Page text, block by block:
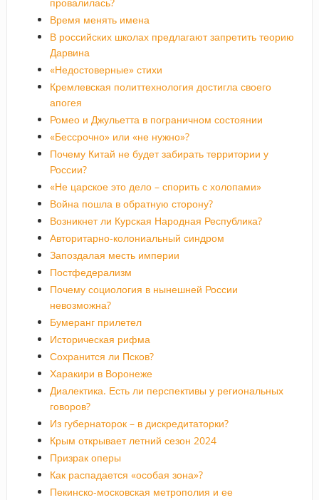
Время менять имена
В российских школах предлагают запретить теорию
Дарвина
«Недостоверные» стихи
Кремлевская политтехнология достигла своего
апогея
Ромео и Джульетта в пограничном состоянии
«Бессрочно» или «не нужно»?
Почему Китай не будет забирать территории у
России?
«Не царское это дело – спорить с холопами»
Война пошла в обратную сторону?
Возникнет ли Курская Народная Республика?
Авторитарно-колониальный синдром
Запоздалая месть империи
Постфедерализм
Почему социология в нынешней России
невозможна?
Бумеранг прилетел
Историческая рифма
Сохранится ли Псков?
Харакири в Воронеже
Диалектика. Есть ли перспективы у региональных
говоров?
Из губернаторок – в дискредитаторки?
Крым открывает летний сезон 2024
Призрак оперы
Как распадается «особая зона»?
Пекинско-московская метрополия и ее